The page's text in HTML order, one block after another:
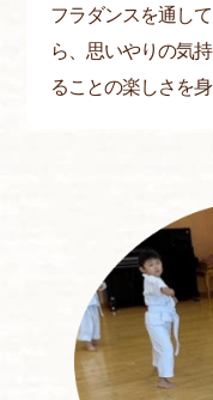
フラダンスを通し
ら、思いやりの気
ることの楽しさを身